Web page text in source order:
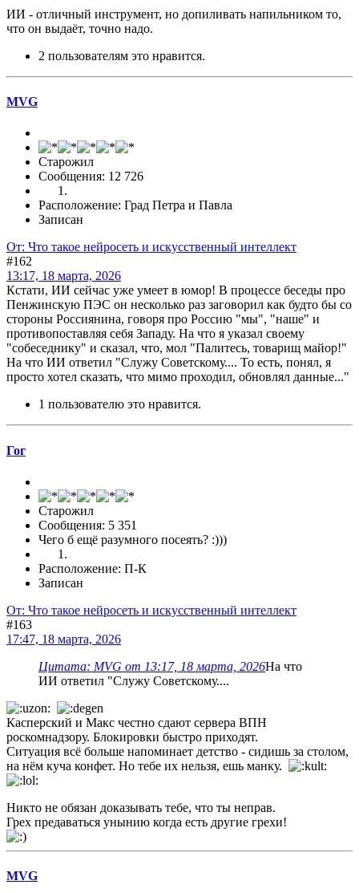
ИИ - отличный инструмент, но допиливать напильником то,
что он выдаёт, точно надо.
2 пользователям это нравится.
MVG
Старожил
Сообщения: 12 726
Расположение: Град Петра и Павла
Записан
От: Что такое нейросеть и искусственный интеллект
#162
13:17, 18 марта, 2026
Кстати, ИИ сейчас уже умеет в юмор! В процессе беседы про
Пенжинскую ПЭС он несколько раз заговорил как будто бы со
стороны Россиянина, говоря про Россию "мы", "наше" и
противопоставляя себя Западу. На что я указал своему
"собеседнику" и сказал, что, мол "Палитесь, товарищ майор!"
На что ИИ ответил "Служу Советскому.... То есть, понял, я
просто хотел сказать, что мимо проходил, обновлял данные..."
1 пользователю это нравится.
Гог
Старожил
Сообщения: 5 351
Чего б ещё разумного посеять? :)))
Расположение: П-К
Записан
От: Что такое нейросеть и искусственный интеллект
#163
17:47, 18 марта, 2026
Цитата: MVG от 13:17, 18 марта, 2026На что
ИИ ответил "Служу Советскому....
Касперский и Макс честно сдают сервера ВПН
роскомнадзору. Блокировки быстро приходят.
Ситуация всё больше напоминает детство - сидишь за столом,
на нём куча конфет. Но тебе их нельзя, ешь манку.
Никто не обязан доказывать тебе, что ты неправ.
Грех предаваться унынию когда есть другие грехи!
MVG